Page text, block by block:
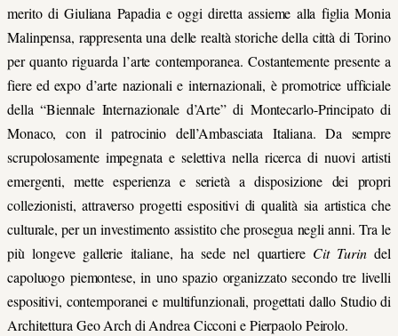
merito di Giuliana Papadia e oggi diretta assieme alla figlia Monia
Malinpensa, rappresenta una delle realtà storiche della città di Torino
per quanto riguarda l’arte contemporanea. Costantemente presente a
fiere ed expo d’arte nazionali e internazionali, è promotrice ufficiale
della “Biennale Internazionale d’Arte” di Montecarlo-Principato di
Monaco, con il patrocinio dell’Ambasciata Italiana. Da sempre
scrupolosamente impegnata e selettiva nella ricerca di nuovi artisti
emergenti, mette esperienza e serietà a disposizione dei propri
collezionisti, attraverso progetti espositivi di qualità sia artistica che
culturale, per un investimento assistito che prosegua negli anni. Tra le
più longeve gallerie italiane, ha sede nel quartiere Cit Turindel
capoluogo piemontese, in uno spazio organizzato secondo tre livelli
espositivi, contemporanei e multifunzionali, progettati dallo Studio di
Architettura Geo Arch di Andrea Cicconi e Pierpaolo Peirolo.